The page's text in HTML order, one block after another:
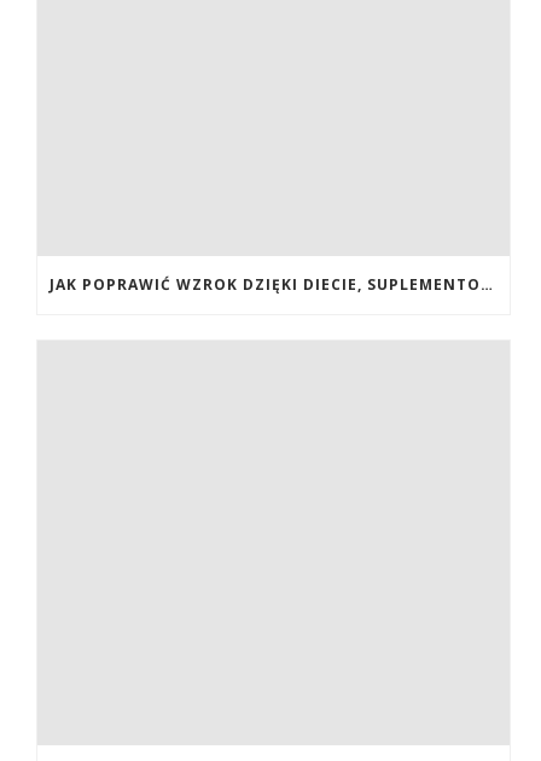
JAK POPRAWIĆ WZROK DZIĘKI DIECIE, SUPLEMENTOM BOGATYM W ANTYOKSYDANTY I WITAMINY. JAK POPRAWIĆ WZROK? DIETA NA LEPSZY WZROK. LUTEINA NA WZROK. WITAMINY NA WZROK.